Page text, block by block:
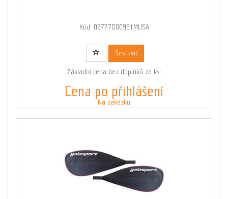
Kód: 02777D00931MUSA
Sestavit
Základní cena bez doplňků za ks:
Cena po přihlášení
Na zakázku